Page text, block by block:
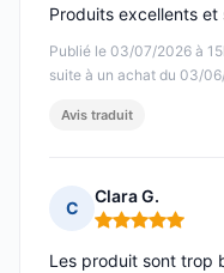
Publié le 03/07/2026 à
suite à un achat du 03/
Produits excellents
Avis traduit
C
Clara G.
Note : 5 sur 5
Les produit sont trop